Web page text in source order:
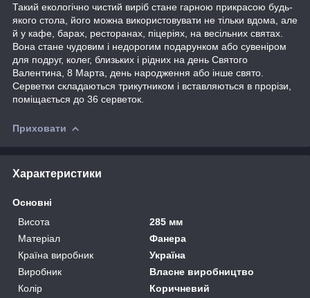
Такий екологічно чистий виріб стане гарною прикрасою будь-
якого стола, його можна використовувати не тільки вдома, але
й у кафе, барах, ресторанах, піцеріях, на весільних святах.
Вона стане чудовим і недорогим подарунком або сувеніром
для подруг, колег, близьких і рідних на день Святого
Валентина, 8 Марта, день народження або інше свято.
Серветки складаються трикутником і вставляються в прорізи,
поміщається до 36 серветок.
Приховати
Характеристики
Основні
Висота
285 мм
Матеріал
Фанера
Країна виробник
Україна
Виробник
Власне виробництво
Колір
Коричневий